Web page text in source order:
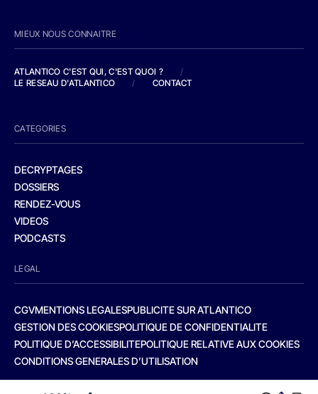
MIEUX NOUS CONNAITRE
ATLANTICO C'EST QUI, C'EST QUOI ?
/
LE RESEAU D'ATLANTICO
/ CONTACT
CATEGORIES
DECRYPTAGES
DOSSIERS
RENDEZ-VOUS
VIDEOS
PODCASTS
LEGAL
CGVMENTIONS LEGALESPUBLICITE SUR ATLANTICO
GESTION DES COOKIESPOLITIQUE DE CONFIDENTIALITE
POLITIQUE D’ACCESSIBILITEPOLITIQUE RELATIVE AUX COOKIES
CONDITIONS GENERALES D’UTILISATION